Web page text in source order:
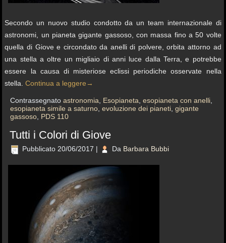
Secondo un nuovo studio condotto da un team internazionale di
astronomi, un pianeta gigante gassoso, con massa fino a 50 volte
quella di Giove e circondato da anelli di polvere, orbita attorno ad
una stella a oltre un migliaio di anni luce dalla Terra, e potrebbe
essere la causa di misteriose eclissi periodiche osservate nella
stella.Continua a leggere →
Contrassegnato astronomia, Esopianeta,esopianeta con anelli,
esopianeta simile a saturno,evoluzione dei pianeti,gigante
gassoso, PDS 110
Tutti i Colori di Giove
Pubblicato 20/06/2017 | Da Barbara Bubbi